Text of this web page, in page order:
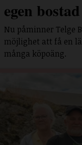
egen bostad
Nu påminner Telge
möjlighet att få en
många köpoäng.